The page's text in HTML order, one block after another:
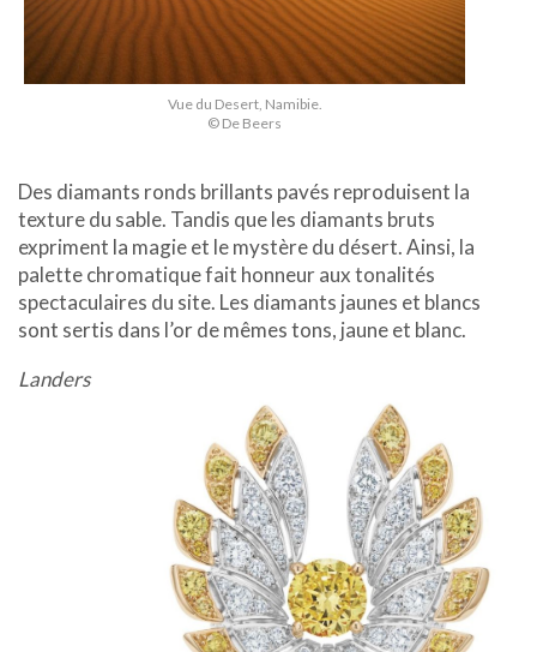
Vue du Desert, Namibie.
© De Beers
Des diamants ronds brillants pavés reproduisent la
texture du sable. Tandis que les diamants bruts
expriment la magie et le mystère du désert. Ainsi, la
palette chromatique fait honneur aux tonalités
spectaculaires du site. Les diamants jaunes et blancs
sont sertis dans l’or de mêmes tons, jaune et blanc.
Landers